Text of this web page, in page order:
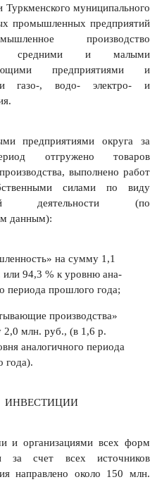
Туркменского муниципального
промыш­ленных предприятий
производство
сред­ними и малыми
предприятиями и
газо-, водо- электро- и
предприятиями округа за
отгружено товаров
выполнено работ
силами по виду
деятельности (по
данным):
на сумму 1,1
или 94,3 % к уровню ана­
периода прошлого года;
производства»
2,0 млн. руб., (в 1,6 р.
аналогичного периода
года).
ИНВЕСТИЦИИ
и организациями всех форм
за счет всех источников
направлено около 150 млн.